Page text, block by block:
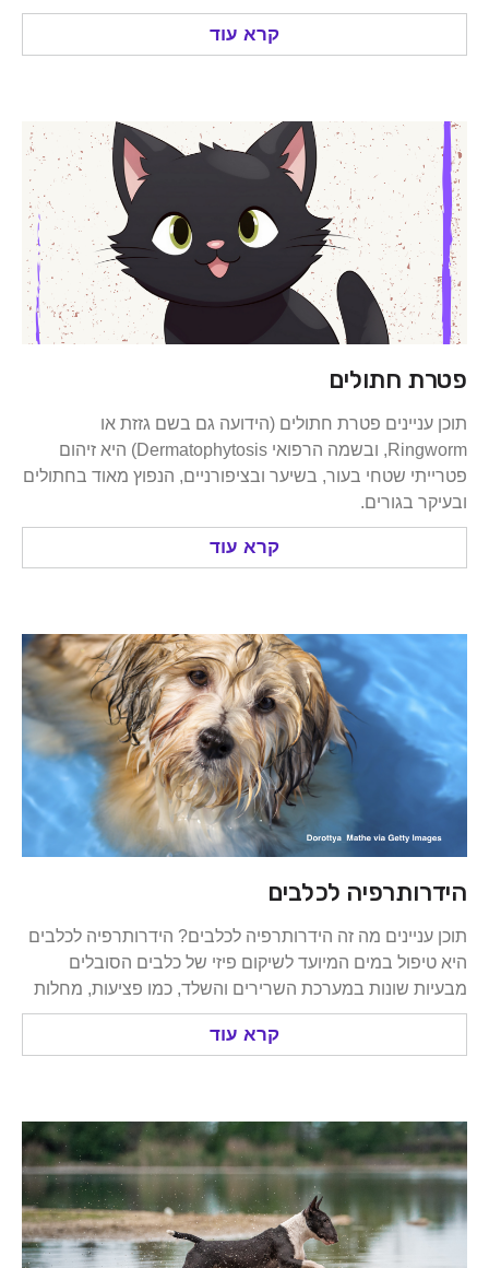
קרא עוד
חתולים
פטרת חתולים (הידועה גם בשם גזזת או
Ringworm, ובשמה הרפואי Dermatophytosis) היא זיהום
שטחי בעור, בשיער ובציפורניים, הנפוץ מאוד בחתולים
בגורים.
קרא עוד
לכלבים
מה זה הידרותרפיה לכלבים? הידרותרפיה לכלבים
במים המיועד לשיקום פיזי של כלבים הסובלים
שונות במערכת השרירים והשלד, כמו פציעות, מחלות
קרא עוד